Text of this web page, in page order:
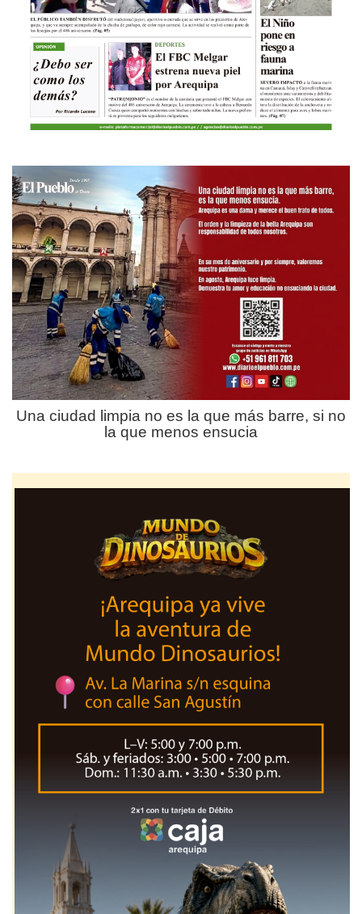
Una ciudad limpia no es la que más barre, si no
la que menos ensucia